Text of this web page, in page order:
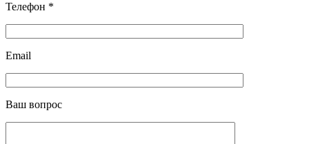
Телефон *
Email
Ваш вопрос